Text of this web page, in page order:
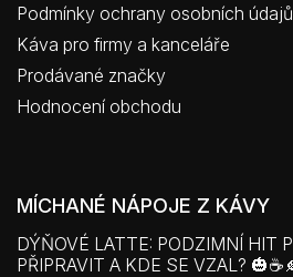
Podmínky ochrany osobních údajů
Káva pro firmy a kanceláře
Prodávané značky
Hodnocení obchodu
MÍCHANÉ NÁPOJE Z KÁVY
DÝŇOVÉ LATTE: PODZIMNÍ HIT
PŘIPRAVIT A KDE SE VZAL?